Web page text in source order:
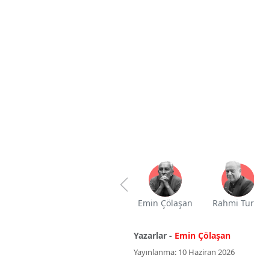
Emin Çölaşan Rahmi
Yazarlar - Emin Çölaşan
Yayınlanma: 10 Haziran 2026